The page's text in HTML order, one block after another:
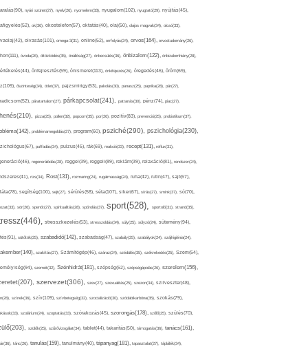
nyári szünet(27), nyelv(26), nyomelem(33), nyugalom(102), nyugtató(29), nyújtás(45),
ok(36), okostelefon(57), oktatás(40), olaj(50), olajos magvak(34), olcsó(33),
olvasás(101), omega-3(31), online(52), orrfolyás(24), orvos(164), orvostudomány(26),
óvoda(26), öltözködés(35), önállóság(27), önbecsülés(36), önbizalom(122), önbizalomhiány(28),
önfejlesztés(59), önismeret(113), önkifejezés(26), öregedés(46), öröm(69),
őszinteség(34), ötlet(37), pajzsmirigy(53), pakolás(30), panasz(25), paprika(28), pár(27),
páratartalom(27), párkapcsolat(241), pattanás(30), pénz(74), piac(27),
pizza(25), pollen(32), popcorn(35), por(26), pozitív(83), prevenció(25), probiotikum(37),
problémamegoldás(27), program(60), psziché(290), pszichológia(230),
puffadás(34), pulzus(45), rák(69), reakció(33), recept(131), reflux(31),
regenerálódás(28), reggel(39), reggeli(89), reklám(39), relaxáció(81), rendszer(24),
rizs(34), Rost(131), rozmaring(24), rugalmasság(24), ruha(42), rutin(47), sajt(67),
segítség(100), sejt(27), sérülés(58), séta(107), siker(67), sírás(27), smink(37), só(70),
sör(26), spenót(27), spiritualitás(28), spórolás(37), sport(528), sportoló(31), strand(35),
stresszkezelés(53), stresszoldás(34), súly(25), súlyzó(24), sütemény(94),
sütőtök(25), szabadidő(142), szabadság(47), szabály(25), szabályok(24), szájhigiénia(24),
szakítás(27), Számítógép(46), száraz(24), szédülés(35), székrekedés(25), Szem(54),
szemét(32), Szénhidrát(181), szépség(52), szépségápolás(26), szerelem(156),
szervezet(306), szex(27), szexualitás(25), szezon(34), szilveszter(48),
színek(36), szív(109), szívbetegség(32), szocializáció(30), szódabikarbóna(35), szokás(79),
szolárium(24), szoptatás(33), szórakozás(45), szorongás(178), szőlő(25), szülés(70),
szülők(25), szűrővizsgálat(34), tablet(44), takarítás(50), támogatás(36), tanács(161),
tánc(26), tanulás(159), tanulmány(40), tápanyag(181), tapasztalat(27), táplálék(34),